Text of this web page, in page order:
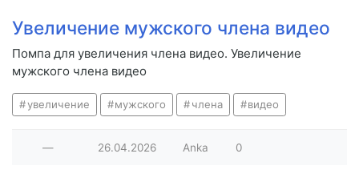
Увеличение мужского члена видео
Помпа для увеличения члена видео. Увеличение
мужского члена видео
увеличение мужского члена видео
— 26.04.2026 Anka 0